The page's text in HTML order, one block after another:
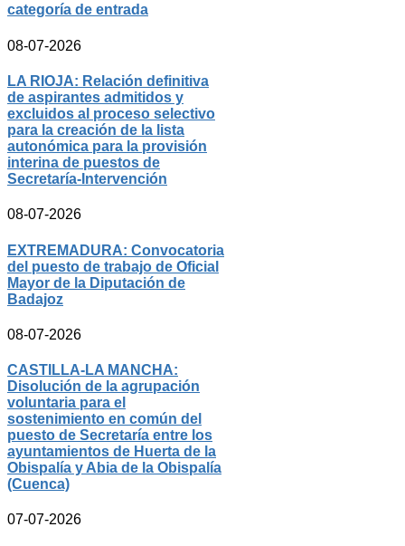
categoría de entrada
08-07-2026
LA RIOJA: Relación definitiva
de aspirantes admitidos y
excluidos al proceso selectivo
para la creación de la lista
autonómica para la provisión
interina de puestos de
Secretaría-Intervención
08-07-2026
EXTREMADURA: Convocatoria
del puesto de trabajo de Oficial
Mayor de la Diputación de
Badajoz
08-07-2026
CASTILLA-LA MANCHA:
Disolución de la agrupación
voluntaria para el
sostenimiento en común del
puesto de Secretaría entre los
ayuntamientos de Huerta de la
Obispalía y Abia de la Obispalía
(Cuenca)
07-07-2026